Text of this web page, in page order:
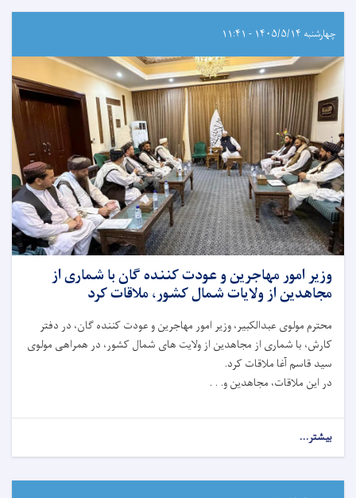
چهارشنبه ۱۴۰۵/۵/۱۴ - ۱۱:۴۱
وزیر امور مهاجرین و عودت کننده گان با شماری از
مجاهدین از ولایات شمال کشور، ملاقات کرد
محترم مولوی عبدالکبیر، وزیر امور مهاجرین و عودت کننده گان، در دفتر
کارش، با شماری از مجاهدین از ولایت ‌های شمال کشور، در همراهی مولوی
سید قاسم آغا ملاقات کرد.
در این ملاقات، مجاهدین و. . .
بیشتر...